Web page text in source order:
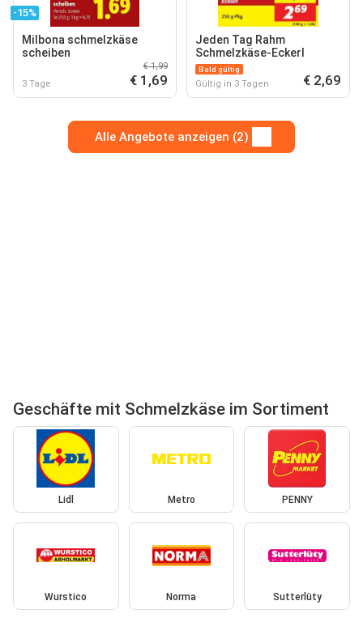
-15%
Milbona schmelzkäse
scheiben
3 Tage
€ 1,99
€ 1,69
Jeden Tag Rahm
Schmelzkäse-Eckerl
Bald gültig
Gültig in 3 Tagen € 2,69
Alle Angebote anzeigen (2)
Geschäfte mit Schmelzkäse im Sortiment
Lidl Metro PENNY
Wurstico Norma Sutterlüty